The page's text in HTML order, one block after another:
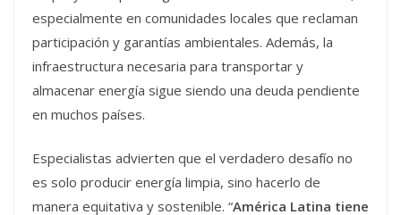
especialmente en comunidades locales que reclaman
participación y garantías ambientales. Además, la
infraestructura necesaria para transportar y
almacenar energía sigue siendo una deuda pendiente
en muchos países.
Especialistas advierten que el verdadero desafío no
es solo producir energía limpia, sino hacerlo de
manera equitativa y sostenible. “América Latina tiene